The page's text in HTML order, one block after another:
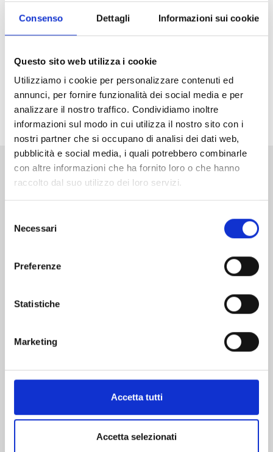
Consenso Dettagli Informazioni sui cookie
Questo sito web utilizza i cookie
Utilizziamo i cookie per personalizzare contenuti ed
annunci, per fornire funzionalità dei social media e per
analizzare il nostro traffico. Condividiamo inoltre
informazioni sul modo in cui utilizza il nostro sito con i
nostri partner che si occupano di analisi dei dati web,
pubblicità e social media, i quali potrebbero combinarle
con altre informazioni che ha fornito loro o che hanno
raccolto dal suo utilizzo dei loro servizi.
delNecessari
Preferenze
Statistiche
Marketing
Accetta tutti
Accetta selezionati
Shonen Jump, vincitore del primo premio ai Next
Non perdetevi il primo volume di
versione Limited Edition, con una variant cover
arricchita da dettagli in oro e uno splendito standee
acrilico in allegato!
Altri volumi della serie
ICHI THE WITCH n. 4
27/10/2026